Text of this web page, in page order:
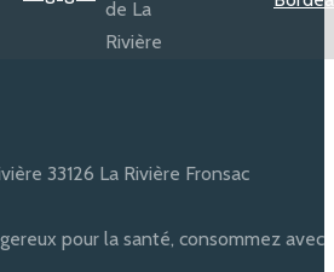
33126 La Rivière Fronsac
pour la santé, consommez avec